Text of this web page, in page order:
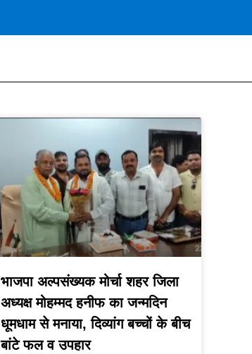
भाजपा अल्पसंख्यक मोर्चा शहर जिला
अध्यक्ष मोहम्मद हनीफ का जन्मदिन
धूमधाम से मनाया, दिव्यांग बच्चों के बीच
बांटे फल व उपहार